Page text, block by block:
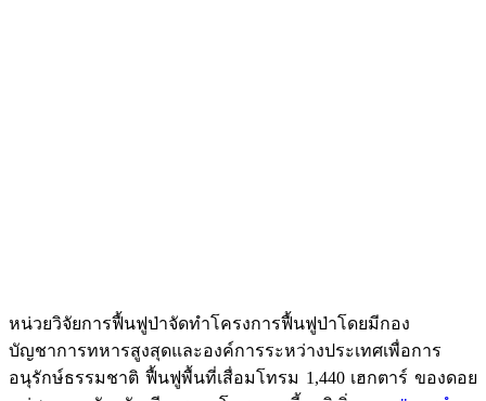
เด็กนักเรียนจากโรงเรียนบ้านแม่สาใหม่เข้าร่วมผลิตต้นกล้า
หน่วยวิจัยการฟื้นฟูป่าจัดทำโครงการฟื้นฟูป่าโดยมีกอง
บัญชาการทหารสูงสุดและองค์การระหว่างประเทศเพื่อการ
อนุรักษ์ธรรมชาติ ฟื้นฟูพื้นที่เสื่อมโทรม 1,440 เฮกตาร์ ของดอย